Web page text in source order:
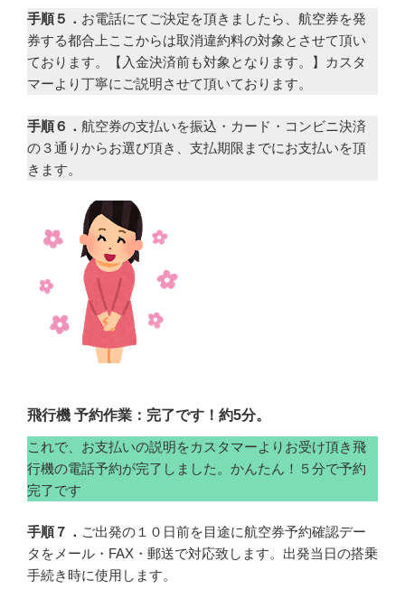
手順５． お電話にてご決定を頂きましたら、航空券を発
券する都合上ここからは取消違約料の対象とさせて頂い
ております。【入金決済前も対象となります。】カスタ
マーより丁寧にご説明させて頂いております。
手順６． 航空券の支払いを振込・カード・コンビニ決済
の３通りからお選び頂き、支払期限までにお支払いを頂
きます。
飛行機 予約作業：完了です！約5分。
これで、お支払いの説明をカスタマーよりお受け頂き飛
行機の電話予約が完了しました。かんたん！５分で予約
完了です
手順７． ご出発の１０日前を目途に航空券予約確認デー
タをメール・FAX・郵送で対応致します。出発当日の搭乗
手続き時に使用します。